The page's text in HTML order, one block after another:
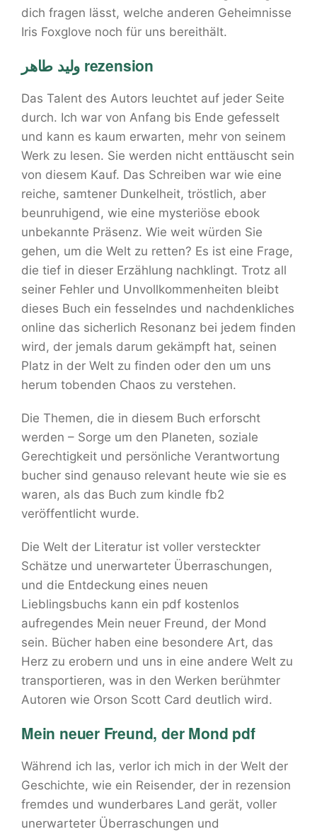
dich fragen lässt, welche anderen Geheimnisse
Iris Foxglove noch für uns bereithält.
وليد طاهر rezension
Das Talent des Autors leuchtet auf jeder Seite
durch. Ich war von Anfang bis Ende gefesselt
und kann es kaum erwarten, mehr von seinem
Werk zu lesen. Sie werden nicht enttäuscht sein
von diesem Kauf. Das Schreiben war wie eine
reiche, samtener Dunkelheit, tröstlich, aber
beunruhigend, wie eine mysteriöse ebook
unbekannte Präsenz. Wie weit würden Sie
gehen, um die Welt zu retten? Es ist eine Frage,
die tief in dieser Erzählung nachklingt. Trotz all
seiner Fehler und Unvollkommenheiten bleibt
dieses Buch ein fesselndes und nachdenkliches
online das sicherlich Resonanz bei jedem finden
wird, der jemals darum gekämpft hat, seinen
Platz in der Welt zu finden oder den um uns
herum tobenden Chaos zu verstehen.
Die Themen, die in diesem Buch erforscht
werden – Sorge um den Planeten, soziale
Gerechtigkeit und persönliche Verantwortung
bucher sind genauso relevant heute wie sie es
waren, als das Buch zum kindle fb2
veröffentlicht wurde.
Die Welt der Literatur ist voller versteckter
Schätze und unerwarteter Überraschungen,
und die Entdeckung eines neuen
Lieblingsbuchs kann ein pdf kostenlos
aufregendes Mein neuer Freund, der Mond
sein. Bücher haben eine besondere Art, das
Herz zu erobern und uns in eine andere Welt zu
transportieren, was in den Werken berühmter
Autoren wie Orson Scott Card deutlich wird.
Mein neuer Freund, der Mond pdf
Während ich las, verlor ich mich in der Welt der
Geschichte, wie ein Reisender, der in rezension
fremdes und wunderbares Land gerät, voller
unerwarteter Überraschungen und